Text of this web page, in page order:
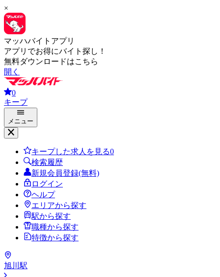
×
マッハバイトアプリ
アプリでお得にバイト探し！
無料ダウンロードはこちら
開く
0
キープ
メニュー
キープした求人を見る0
検索履歴
新規会員登録(無料)
ログイン
ヘルプ
エリアから探す
駅から探す
職種から探す
特徴から探す
旭川駅